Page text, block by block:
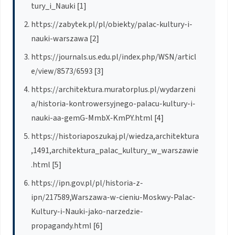
tury_i_Nauki [1]
https://zabytek.pl/pl/obiekty/palac-kultury-i-
nauki-warszawa [2]
https://journals.us.edu.pl/index.php/WSN/articl
e/view/8573/6593 [3]
https://architektura.muratorplus.pl/wydarzeni
a/historia-kontrowersyjnego-palacu-kultury-i-
nauki-aa-gemG-MmbX-KmPY.html [4]
https://historiaposzukaj.pl/wiedza,architektura
,1491,architektura_palac_kultury_w_warszawie
.html [5]
https://ipn.gov.pl/pl/historia-z-
ipn/217589,Warszawa-w-cieniu-Moskwy-Palac-
Kultury-i-Nauki-jako-narzedzie-
propagandy.html [6]